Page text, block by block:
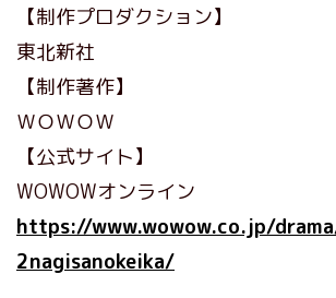
【制作プロダクション】
東北新社
【制作著作】
ＷＯＷＯＷ
【公式サイト】
WOWOWオンライン
https://www.wowow.co.jp/
2nagisanokeika/